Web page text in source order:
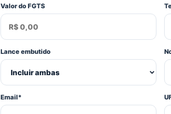
Valor do FGTS
Lance embutido
Email*